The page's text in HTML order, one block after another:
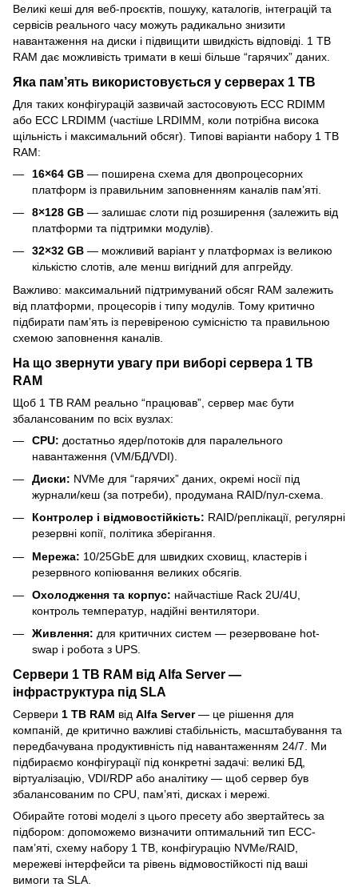
Великі кеші для веб-проєктів, пошуку, каталогів, інтеграцій та
сервісів реального часу можуть радикально знизити
навантаження на диски і підвищити швидкість відповіді. 1 TB
RAM дає можливість тримати в кеші більше “гарячих” даних.
Яка пам’ять використовується у серверах 1 TB
Для таких конфігурацій зазвичай застосовують ECC RDIMM
або ECC LRDIMM (частіше LRDIMM, коли потрібна висока
щільність і максимальний обсяг). Типові варіанти набору 1 TB
RAM:
16×64 GB — поширена схема для двопроцесорних
платформ із правильним заповненням каналів пам’яті.
8×128 GB — залишає слоти під розширення (залежить від
платформи та підтримки модулів).
32×32 GB — можливий варіант у платформах із великою
кількістю слотів, але менш вигідний для апгрейду.
Важливо: максимальний підтримуваний обсяг RAM залежить
від платформи, процесорів і типу модулів. Тому критично
підбирати пам’ять із перевіреною сумісністю та правильною
схемою заповнення каналів.
На що звернути увагу при виборі сервера 1 TB
RAM
Щоб 1 TB RAM реально “працював”, сервер має бути
збалансованим по всіх вузлах:
CPU: достатньо ядер/потоків для паралельного
навантаження (VM/БД/VDI).
Диски: NVMe для “гарячих” даних, окремі носії під
журнали/кеш (за потреби), продумана RAID/пул-схема.
Контролер і відмовостійкість: RAID/реплікації, регулярні
резервні копії, політика зберігання.
Мережа: 10/25GbE для швидких сховищ, кластерів і
резервного копіювання великих обсягів.
Охолодження та корпус: найчастіше Rack 2U/4U,
контроль температур, надійні вентилятори.
Живлення: для критичних систем — резервоване hot-
swap і робота з UPS.
Сервери 1 TB RAM від Alfa Server —
інфраструктура під SLA
Сервери 1 TB RAM від Alfa Server— це рішення для
компаній, де критично важливі стабільність, масштабування та
передбачувана продуктивність під навантаженням 24/7. Ми
підбираємо конфігурації під конкретні задачі: великі БД,
віртуалізацію, VDI/RDP або аналітику — щоб сервер був
збалансованим по CPU, пам’яті, дисках і мережі.
Обирайте готові моделі з цього пресету або звертайтесь за
підбором: допоможемо визначити оптимальний тип ECC-
пам’яті, схему набору 1 TB, конфігурацію NVMe/RAID,
мережеві інтерфейси та рівень відмовостійкості під ваші
вимоги та SLA.